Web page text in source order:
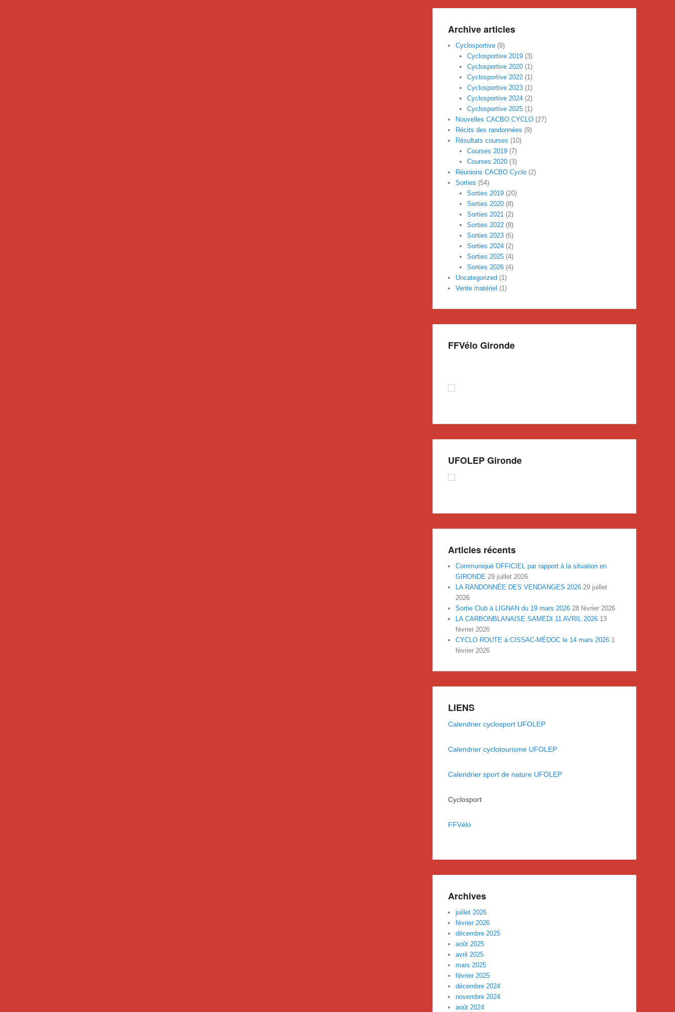
Archive articles
Cyclosportive (9)
Cyclosportive 2019(3)
Cyclosportive 2020(1)
Cyclosportive 2022(1)
Cyclosportive 2023(1)
Cyclosportive 2024(2)
Cyclosportive 2025(1)
Nouvelles CACBO CYCLO (27)
Récits des randonnées (9)
Résultats courses (10)
Courses 2019(7)
Courses 2020(3)
Réunions CACBO Cyclo (2)
Sorties (54)
Sorties 2019(20)
Sorties 2020(8)
Sorties 2021(2)
Sorties 2022(8)
Sorties 2023(6)
Sorties 2024(2)
Sorties 2025(4)
Sorties 2026(4)
Uncategorized (1)
Vente matériel (1)
FFVélo Gironde
UFOLEP Gironde
Articles récents
Communiqué OFFICIEL par rapport à la situation en
GIRONDE 29 juillet 2026
LA RANDONNÉE DES VENDANGES 2026 29 juillet
2026
Sortie Club à LIGNAN du 19 mars 2026 28 février 2026
LA CARBONBLANAISE SAMEDI 11 AVRIL 2026 13
février 2026
CYCLO ROUTE à CISSAC-MÉDOC le 14 mars 2026 1
février 2026
LIENS
Calendrier cyclosport UFOLEP
Calendrier cyclotourisme UFOLEP
Calendrier sport de nature UFOLEP
Cyclosport
FFVélo
Archives
juillet 2026
février 2026
décembre 2025
août 2025
avril 2025
mars 2025
février 2025
décembre 2024
novembre 2024
août 2024